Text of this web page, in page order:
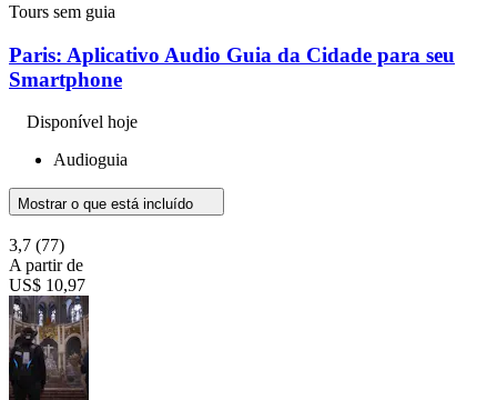
Tours sem guia
Paris: Aplicativo Audio Guia da Cidade para seu
Smartphone
Disponível hoje
Audioguia
Mostrar o que está incluído
3,7 (77)
A partir de
US$ 10,97